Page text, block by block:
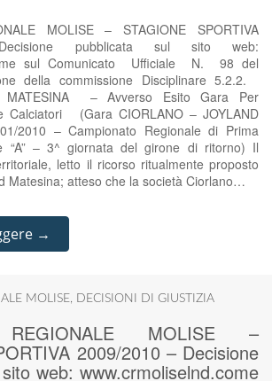
MOLISE – STAGIONE SPORTIVA
pubblicata sul sito web:
sul Comunicato Ufficiale N. 98 del
della commissione Disciplinare 5.2.2.
MATESINA – Avverso Esito Gara Per
Calciatori (Gara CIORLANO – JOYLAND
2010 – Campionato Regionale di Prima
“A” – 3^ giornata del girone di ritorno) Il
letto il ricorso ritualmente proposto
Matesina; atteso che la società Ciorlano…
→
MOLISE, DECISIONI DI GIUSTIZIA
REGIONALE MOLISE –
2009/2010 – Decisione
web: www.crmoliselnd.come